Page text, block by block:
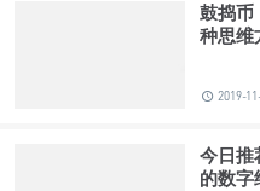
鼓捣币
种思维
2019-
今日推
的数字